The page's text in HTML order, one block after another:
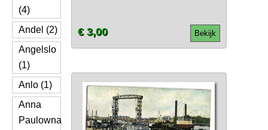
(4)
Andel (2)
Angelslo
(1)
Anlo (1)
Anna
Paulowna
Bekijk
€ 3,00